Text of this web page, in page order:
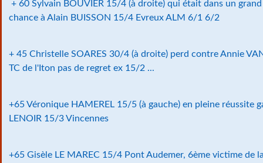
+ 60 Sylvain BOUVIER 15/4 (à droite) qui était dans un
chance à Alain BUISSON 15/4 Evreux ALM 6/1 6/2
+ 45 Christelle SOARES 30/4 (à droite) perd contre Annie
TC de l'Iton pas de regret ex 15/2 ...
+65 Véronique HAMEREL 15/5 (à gauche) en pleine réussite
LENOIR 15/3 Vincennes
+65 Gisèle LE MAREC 15/4 Pont Audemer, 6ème victime de